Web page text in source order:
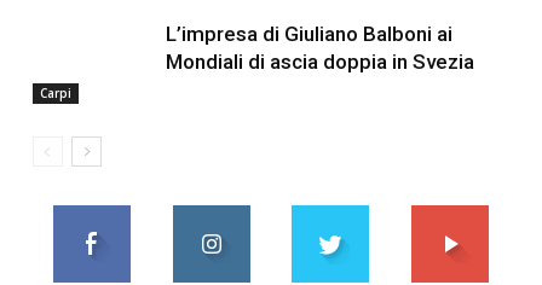
Carpi
L’impresa di Giuliano Balboni ai
Mondiali di ascia doppia in Svezia